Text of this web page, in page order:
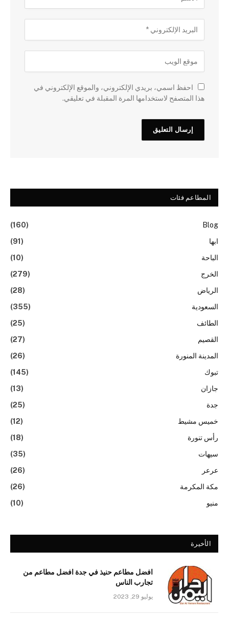
احفظ اسمي، بريدي الإلكتروني، والموقع الإلكتروني في
هذا المتصفح لاستخدامها المرة المقبلة في تعليقي.
المطاعم فئات
Blog
(160)
ابها
(91)
الباحة
(10)
الخرج
(279)
الرياض
(28)
السعودية
(355)
الطائف
(25)
القصيم
(27)
المدينة المنورة
(26)
تبوك
(145)
جازان
(13)
جدة
(25)
خميس مشيط
(12)
رأس تنورة
(18)
سيهات
(35)
عرعر
(26)
مكة المكرمة
(26)
منيو
(10)
الأخيرة
افضل مطاعم حنيذ في جدة افضل مطاعم من
تجارب الناس
يوليو 29, 2023